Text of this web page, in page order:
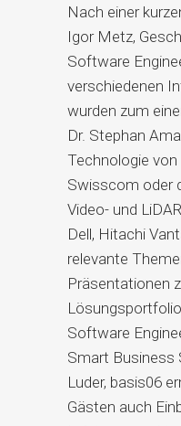
Nach einer
Igor Metz,
Software
verschiedenen
wurden zum
Dr. Stephan
Technologie von
Swisscom oder
Video- und
Dell, Hitachi
relevante
Präsentationen
Software
Smart Business
Luder, basis06
Gästen auch